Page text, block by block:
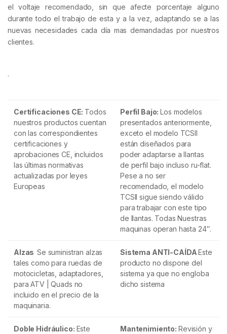
el voltaje recomendado, sin que afecte porcentaje alguno
durante todo el trabajo de esta y a la vez , adaptando se a las
nuevas necesidades cada día mas demandadas por nuestros
clientes.
.
Certificaciones CE: Todos
nuestros productos cuentan
con las correspondientes
certificaciones y
aprobaciones CE, incluidos
las últimas normativas
actualizadas por leyes
Europeas
Perfil Bajo: Los modelos
presentados anteriormente,
exceto el modelo TCSII
están diseñados para
poder adaptarse a llantas
de perfil bajo incluso ru-flat.
Pese a no ser
recomendado, el modelo
TCSII sigue siendo válido
para trabajar con este tipo
de llantas. Todas Nuestras
maquinas operan hasta 24″.
Alzas Se suministran alzas
tales como para ruedas de
motocicletas, adaptadores,
para ATV | Quads no
incluido en el precio de la
maquinaria.
Sistema ANTI-CAÍDAEste
producto no dispone del
sistema ya que no engloba
dicho sistema
Doble Hidráulico: Este
Mantenimiento: Revisión y